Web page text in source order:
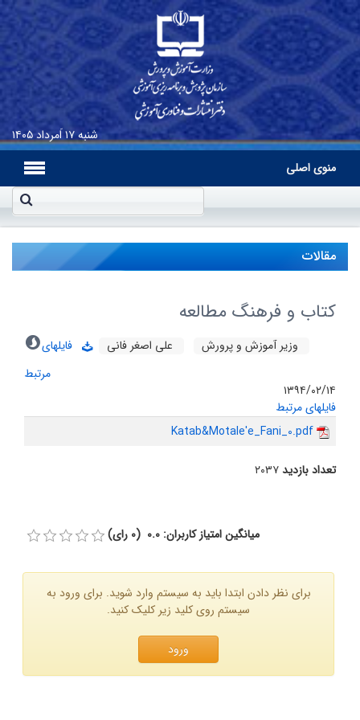
شنبه۱۷ اَمرداد ۱۴۰۵
منوی اصلی
مقالات
کتاب و فرهنگ مطالعه
وزیر آموزش و پرورش علی اصغر فانی
فایلهای
مرتبط
۱۳۹۴/۰۲/۱۴
فایلهای مرتبط
Katab&Motale'e_Fani_0.pdf
تعداد بازدید۲۰۳۷
میانگین امتیاز کاربران: 0.0 (0 رای)
برای نظر دادن ابتدا باید به سیستم وارد شوید. برای ورود به
سیستم روی کلید زیر کلیک کنید.
ورود